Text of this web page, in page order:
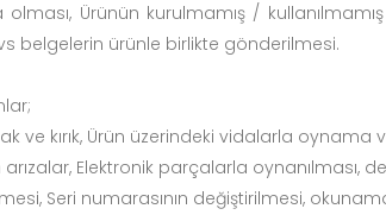
Ürünün kurulmamış /
belgelerin ürünle birlikte gönderilmesi.
kırık, Ürün üzerindeki vidalarla oynama
Elektronik parçalarla oynanılması,
Seri numarasının değiştirilmesi,